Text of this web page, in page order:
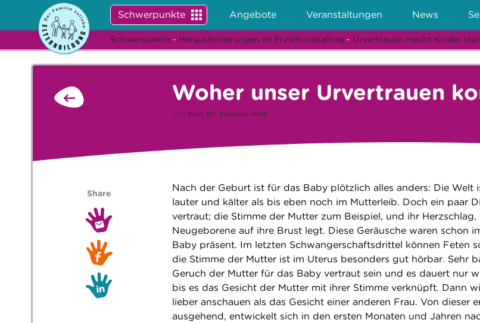
Schwerpunkte Angebote Veranstaltungen News
Schwerpunkte - Herausforderungen im Erziehungsalltag - Urvertrauen macht Kinder
Woher unser Urvertrauen
von Prof. Dr. Stefanie Höhl
Nach der Geburt ist für das Baby plötzlich alles anders: Die Welt
lauter und kälter als bis eben noch im Mutterleib. Doch ein paar
vertraut; die Stimme der Mutter zum Beispiel, und ihr Herzschlag,
Neugeborene auf ihre Brust legt. Diese Geräusche waren schon
Baby präsent. Im letzten Schwangerschaftsdrittel können Feten
die Stimme der Mutter ist im Uterus besonders gut hörbar. Sehr
Geruch der Mutter für das Baby vertraut sein und es dauert nur
bis es das Gesicht der Mutter mit ihrer Stimme verknüpft. Dann
lieber anschauen als das Gesicht einer anderen Frau. Von dieser
ausgehend, entwickelt sich in den ersten Monaten und Jahren
Share